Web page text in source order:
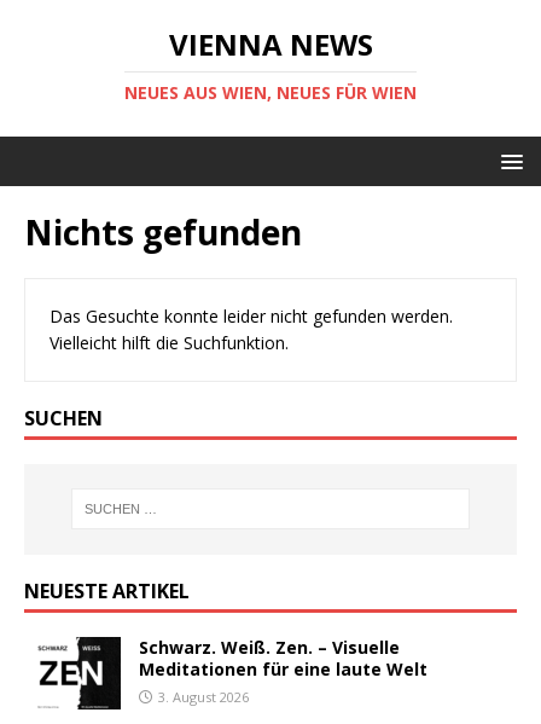
VIENNA NEWS
NEUES AUS WIEN, NEUES FÜR WIEN
Nichts gefunden
Das Gesuchte konnte leider nicht gefunden werden.
Vielleicht hilft die Suchfunktion.
SUCHEN
NEUESTE ARTIKEL
Schwarz. Weiß. Zen. – Visuelle
Meditationen für eine laute Welt
3. August 2026